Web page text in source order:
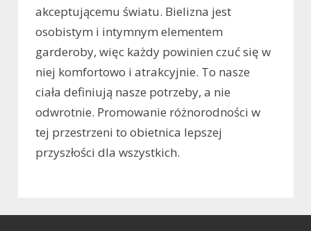
akceptującemu światu. Bielizna jest
osobistym i intymnym elementem
garderoby, więc każdy powinien czuć się w
niej komfortowo i atrakcyjnie. To nasze
ciała definiują nasze potrzeby, a nie
odwrotnie. Promowanie różnorodności w
tej przestrzeni to obietnica lepszej
przyszłości dla wszystkich.